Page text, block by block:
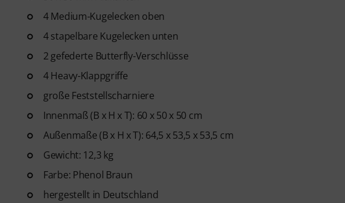
4 Medium-Kugelecken oben
4 stapelbare Kugelecken unten
2 gefederte Butterfly-Verschlüsse
4 Heavy-Klappgriffe
große Feststellscharniere
Innenmaß (B x H x T): 60 x 50 x 50 cm
Außenmaße (B x H x T): 64,5 x 53,5 x 53,5 cm
Gewicht: 12,3 kg
Farbe: Phenol Braun
hergestellt in Deutschland